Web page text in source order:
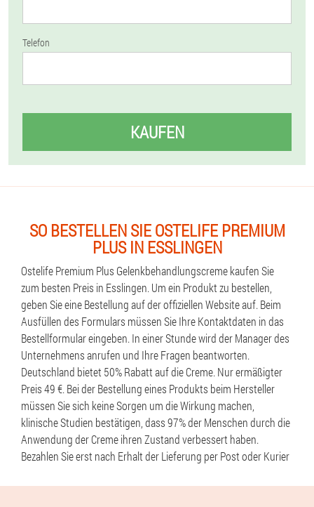
Telefon
KAUFEN
SO BESTELLEN SIE OSTELIFE PREMIUM
PLUS IN ESSLINGEN
Ostelife Premium Plus Gelenkbehandlungscreme kaufen Sie
zum besten Preis in Esslingen. Um ein Produkt zu bestellen,
geben Sie eine Bestellung auf der offiziellen Website auf. Beim
Ausfüllen des Formulars müssen Sie Ihre Kontaktdaten in das
Bestellformular eingeben. In einer Stunde wird der Manager des
Unternehmens anrufen und Ihre Fragen beantworten.
Deutschland bietet 50% Rabatt auf die Creme. Nur ermäßigter
Preis 49 €. Bei der Bestellung eines Produkts beim Hersteller
müssen Sie sich keine Sorgen um die Wirkung machen,
klinische Studien bestätigen, dass 97% der Menschen durch die
Anwendung der Creme ihren Zustand verbessert haben.
Bezahlen Sie erst nach Erhalt der Lieferung per Post oder Kurier